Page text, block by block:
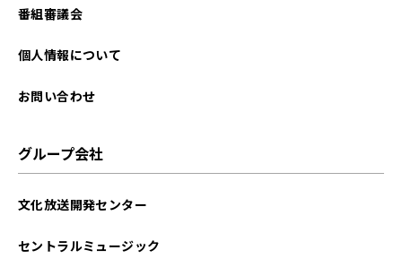
番組審議会
個人情報について
お問い合わせ
グループ会社
文化放送開発センター
セントラルミュージック